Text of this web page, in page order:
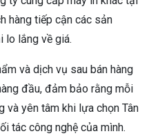
hàng tiếp cận các sản
lo lắng về giá.
và dịch vụ sau bán hàng
đầu, đảm bảo rằng mỗi
và yên tâm khi lựa chọn Tân
tác công nghệ của mình.